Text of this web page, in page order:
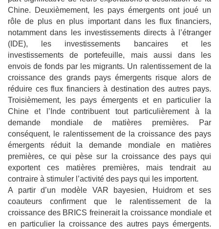
Chine. Deuxièmement, les pays émergents ont joué un
rôle de plus en plus important dans les flux financiers,
notamment dans les investissements directs à l’étranger
(IDE), les investissements bancaires et les
investissements de portefeuille, mais aussi dans les
envois de fonds par les migrants. Un ralentissement de la
croissance des grands pays émergents risque alors de
réduire ces flux financiers à destination des autres pays.
Troisièmement, les pays émergents et en particulier la
Chine et l’Inde contribuent tout particulièrement à la
demande mondiale de matières premières. Par
conséquent, le ralentissement de la croissance des pays
émergents réduit la demande mondiale en matières
premières, ce qui pèse sur la croissance des pays qui
exportent ces matières premières, mais tendrait au
contraire à stimuler l’activité des pays qui les importent.
A partir d’un modèle VAR bayesien, Huidrom et ses
coauteurs confirment que le ralentissement de la
croissance des BRICS freinerait la croissance mondiale et
en particulier la croissance des autres pays émergents.